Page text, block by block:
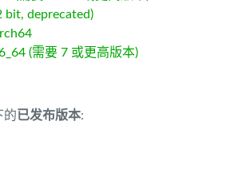
bit, deprecated)
(需要 7 或更高版本)
的已发布版本: